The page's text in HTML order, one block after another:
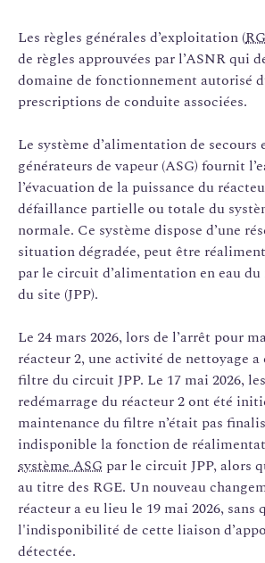
Les règles générales d’exploitation (
de règles approuvées par l’ASNR qui
domaine de fonctionnement autorisé
prescriptions de conduite associées.
Le système d’alimentation de secours
générateurs de vapeur (ASG) fournit
l’évacuation de la puissance du
défaillance partielle ou totale du
normale. Ce système dispose d’une
situation dégradée, peut être
par le circuit d’alimentation en eau du
du site (JPP).
Le 24 mars 2026, lors de l’arrêt pour
réacteur 2, une activité de nettoyage a
filtre du circuit JPP. Le 17 mai 2026,
redémarrage du réacteur 2 ont été
maintenance du filtre n’était pas
indisponible la fonction de
système ASG par le circuit JPP, alors
au titre des RGE. Un nouveau
réacteur a eu lieu le 19 mai 2026, sans
l'indisponibilité de cette liaison
détectée.